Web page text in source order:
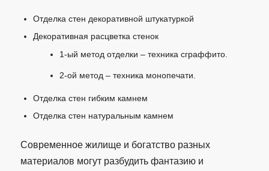
Отделка стен декоративной штукатуркой
Декоративная расцветка стенок
1-ый метод отделки – техника сграффито.
2-ой метод – техника монопечати.
Отделка стен гибким камнем
Отделка стен натуральным камнем
Современное жилище и богатство разных
материалов могут разбудить фантазию и